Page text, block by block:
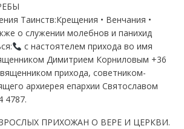
Таинств:Крещения • Венчания •
о служении молебнов и панихид
с настоятелем прихода во имя
Димитрием Корниловым +36
прихода, советником-
архиерея епархии Святославом
4787.
ПРИХОЖАН О ВЕРЕ И ЦЕРКВИ.